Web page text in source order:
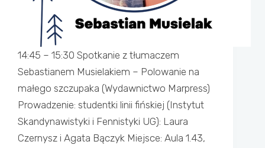
14:45 – 15:30 Spotkanie z tłumaczem
Sebastianem Musielakiem – Polowanie na
małego szczupaka (Wydawnictwo Marpress)
Prowadzenie: studentki linii fińskiej (Instytut
Skandynawistyki i Fennistyki UG): Laura
Czernysz i Agata Bączyk Miejsce: Aula 1.43,